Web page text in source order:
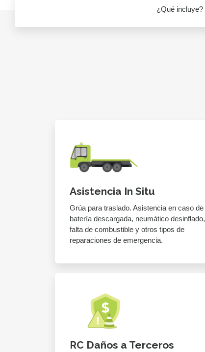
¿Qué incluye?
Asistencia In Situ
Grúa para traslado. Asistencia en caso de
batería descargada, neumático desinflado,
falta de combustible y otros tipos de
reparaciones de emergencia.
RC Daños a Terceros